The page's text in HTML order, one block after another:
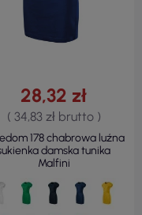
28,32 zł
( 34,83 zł brutto )
178 chabrowa luźna
damska tunika
Malfini